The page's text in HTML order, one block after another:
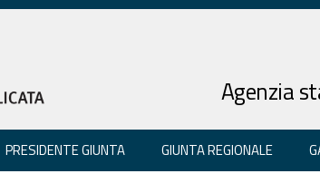
Agenzia
PRESIDENTE GIUNTA GIUNTA REGIONALE